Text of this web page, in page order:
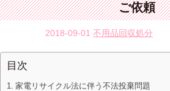
ご依頼
2018-09-01 不用品回収処分
目次
家電リサイクル法に伴う不法投棄問題